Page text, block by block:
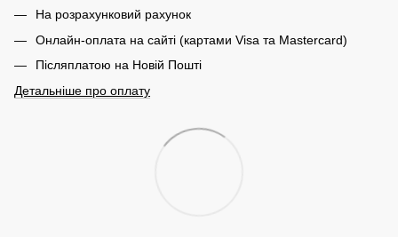
На розрахунковий рахунок
Онлайн-оплата на сайті (картами Visa та Mastercard)
Післяплатою на Новій Пошті
Детальніше про оплату